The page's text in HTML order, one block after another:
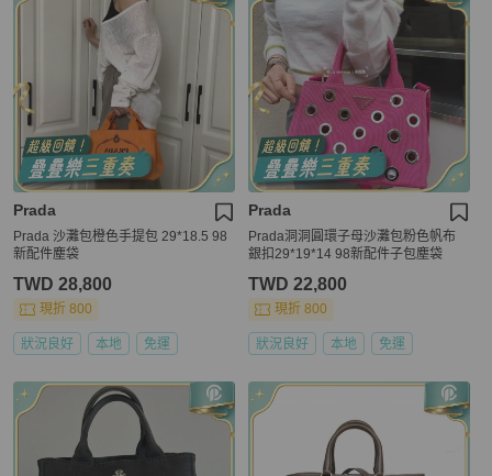
Prada
Prada 沙灘包橙色手提包 29*18.5 98
新配件塵袋
TWD 28,800
現折 800
狀況良好 本地 免運
Prada
Prada洞洞圓環子母沙灘包粉色帆布
銀扣29*19*14 98新配件子包塵袋
TWD 22,800
現折 800
狀況良好 本地 免運